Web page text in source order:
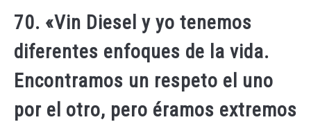
70. «Vin Diesel y yo tenemos
diferentes enfoques de la vida.
Encontramos un respeto el uno
por el otro, pero éramos extremos